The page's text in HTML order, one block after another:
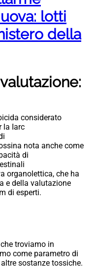
lotti
della
considerato
la Iarc
nota anche come
di
organolettica, che ha
e della valutazione
di esperti.
troviamo in
come parametro di
sostanze tossiche.